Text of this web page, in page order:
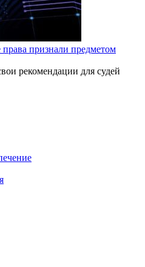
признали предметом
рекомендации для судей